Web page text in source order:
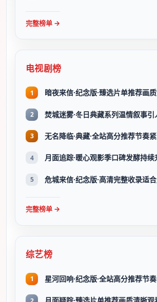
完整榜单 →
电视剧榜
1
2 焚城迷雾·冬日典藏系列温情叙事引
3
4 月面追踪·暖心观影季口碑发酵持续
5
完整榜单 →
综艺榜
1